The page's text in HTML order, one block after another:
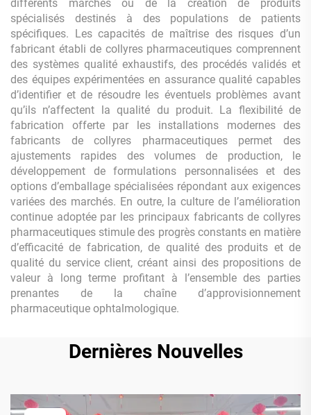
différents marchés ou de la création de produits
spécialisés destinés à des populations de patients
spécifiques. Les capacités de maîtrise des risques d’un
fabricant établi de collyres pharmaceutiques comprennent
des systèmes qualité exhaustifs, des procédés validés et
des équipes expérimentées en assurance qualité capables
d’identifier et de résoudre les éventuels problèmes avant
qu’ils n’affectent la qualité du produit. La flexibilité de
fabrication offerte par les installations modernes des
fabricants de collyres pharmaceutiques permet des
ajustements rapides des volumes de production, le
développement de formulations personnalisées et des
options d’emballage spécialisées répondant aux exigences
variées des marchés. En outre, la culture de l’amélioration
continue adoptée par les principaux fabricants de collyres
pharmaceutiques stimule des progrès constants en matière
d’efficacité de fabrication, de qualité des produits et de
qualité du service client, créant ainsi des propositions de
valeur à long terme profitant à l’ensemble des parties
prenantes de la chaîne d’approvisionnement
pharmaceutique ophtalmologique.
Dernières Nouvelles